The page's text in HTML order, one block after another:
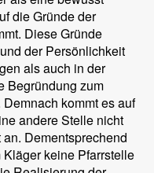
die Gründe der
Diese Gründe
der Persönlichkeit
als auch in der
Begründung zum
kommt es auf
andere Stelle nicht
Dementsprechend
keine Pfarrstelle